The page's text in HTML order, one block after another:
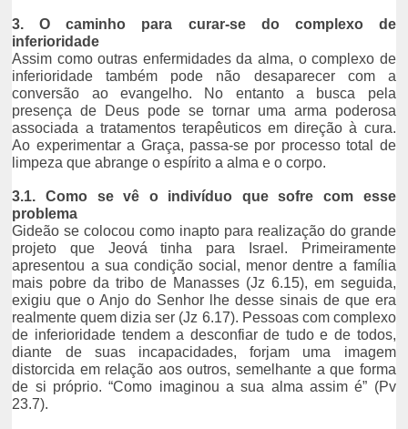
3. O caminho para curar-se do complexo de
inferioridade
Assim como outras enfermidades da alma, o complexo de
inferioridade também pode não desaparecer com a
conversão ao evangelho. No entanto a busca pela
presença de Deus pode se tornar uma arma poderosa
associada a tratamentos terapêuticos em direção à cura.
Ao experimentar a Graça, passa-se por processo total de
limpeza que abrange o espírito a alma e o corpo.
3.1.Como se vê o indivíduo que sofre com esse
problema
Gideão se colocou como inapto para realização do grande
projeto que Jeová tinha para Israel. Primeiramente
apresentou a sua condição social, menor dentre a família
mais pobre da tribo de Manasses (Jz 6.15), em seguida,
exigiu que o Anjo do Senhor lhe desse sinais de que era
realmente quem dizia ser (Jz 6.17). Pessoas com complexo
de inferioridade tendem a desconfiar de tudo e de todos,
diante de suas incapacidades, forjam uma imagem
distorcida em relação aos outros, semelhante a que forma
de si próprio. “Como imaginou a sua alma assim é” (Pv
23.7).